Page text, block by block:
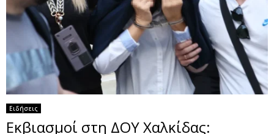
Ειδήσεις
Εκβιασμοί στη ΔΟΥ Χαλκίδας: